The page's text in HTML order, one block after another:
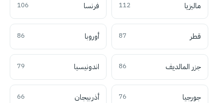
ماليزيا 112 فرنسا 106
قطر 87 أوروبا 86
جزر المالديف 86 اندونيسيا 79
جورجيا 76 أذربيجان 66